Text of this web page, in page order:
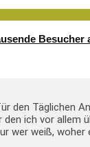
Besucher
den Täglichen
den ich vor
wer weiß,